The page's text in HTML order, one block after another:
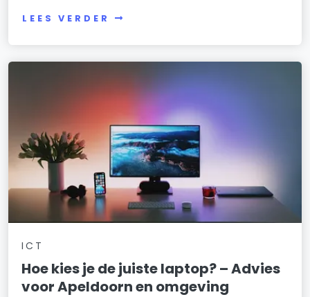
LEES VERDER
ICT
Hoe kies je de juiste laptop? – Advies
voor Apeldoorn en omgeving